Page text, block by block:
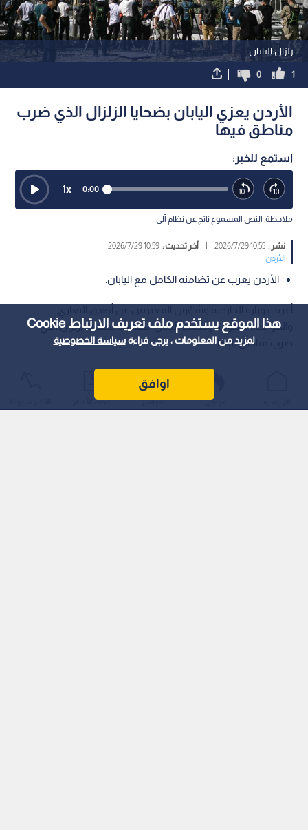
هذا الموقع يستخدم ملف تعريف الارتباط Cookie
لمزيد من المعلومات ، يرجى قراءةسياسة الخصوصية
اوافق
زلزال اليابان
1
0
الأردن يعزي اليابان بضحايا الزلزال الذي ضرب
مناطق فيها
استمع للخبر:
0:00
1x
ملاحظة: النص المسموع ناتج عن نظام آلي
نشر :10:55 2026/7/29
| آخر تحديث :10:59 2026/7/29
الأردن
الأردن يعرب عن تضامنه الكامل مع اليابان.
والمواساة لحكومة وشعب اليابان الصديقة بضحايا الزلزال الذي
ضرب مناطق فيها.
عواجل المباشر أحدث الأخبار